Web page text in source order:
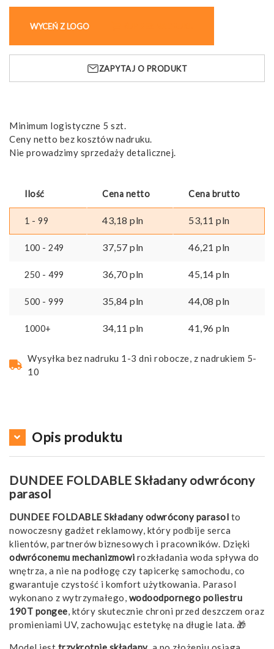
DUNDEE
FOLDABLE
automatyczny
WYCEŃ Z LOGO
ZAPYTAJ O PRODUKT
Minimum logistyczne 5 szt.
Ceny netto bez kosztów nadruku.
Nie prowadzimy sprzedaży detalicznej.
Ilość Cena netto Cena brutto
1 - 99 43,18 pln 53,11 pln
100 - 249 37,57 pln 46,21 pln
250 - 499 36,70pln 45,14 pln
500 - 999 35,84 pln 44,08 pln
1000+ 34,11 pln 41,96 pln
Wysyłka bez nadruku 1-3 dni robocze, z nadrukiem 5-
10
Opis produktu
DUNDEE FOLDABLE Składany odwrócony
parasol
DUNDEE FOLDABLE Składany odwrócony parasol to
nowoczesny gadżet reklamowy, który podbije serca
klientów, partnerów biznesowych i pracowników. Dzięki
odwróconemu mechanizmowi rozkładania woda spływa do
wnętrza, a nie na podłogę czy tapicerkę samochodu, co
gwarantuje czystość i komfort użytkowania. Parasol
wykonano z wytrzymałego, wodoodpornego poliestru
190T pongee, który skutecznie chroni przed deszczem oraz
promieniami UV, zachowując estetykę na długie lata. 🎁